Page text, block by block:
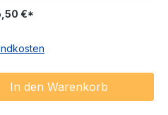
€*
den
In den Warenkorb